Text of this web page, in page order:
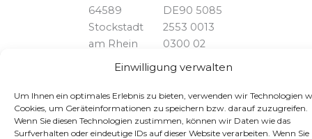
Einwilligung verwalten
Um Ihnen ein optimales Erlebnis zu bieten, verwenden wir Technologien
Cookies, um Geräteinformationen zu speichern bzw. darauf zuzugreifen.
Wenn Sie diesen Technologien zustimmen, können wir Daten wie das
Surfverhalten oder eindeutige IDs auf dieser Website verarbeiten. Wenn Sie
64589
Stockstadt
am Rhein
06158 /
828739
DE90 5085
2553 0013
0300 02
HELADEF1GRG